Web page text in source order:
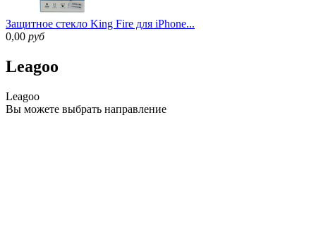
Защитное стекло King Fire для iPhone...
0,00 руб
Leagoo
Leagoo
Вы можете выбрать направление